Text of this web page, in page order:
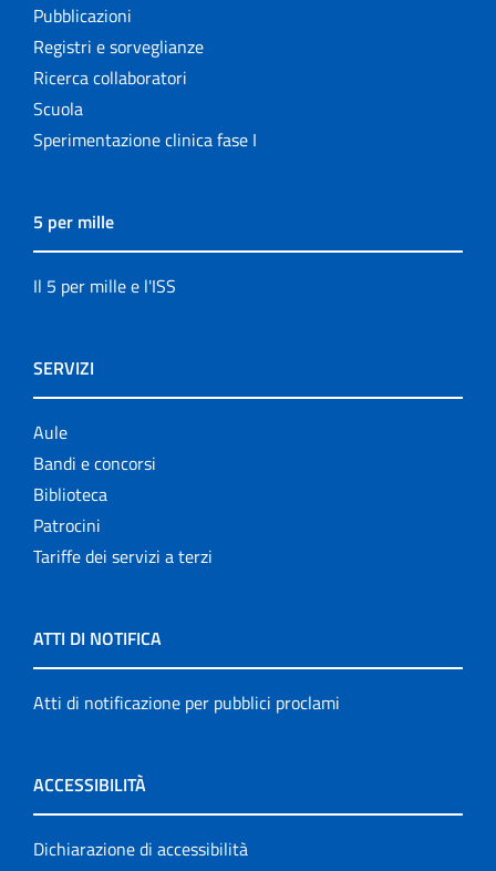
Pubblicazioni
Registri e sorveglianze
Ricerca collaboratori
Scuola
Sperimentazione clinica fase I
5 per mille
Il 5 per mille e l'ISS
SERVIZI
Aule
Bandi e concorsi
Biblioteca
Patrocini
Tariffe dei servizi a terzi
ATTI DI NOTIFICA
Atti di notificazione per pubblici proclami
ACCESSIBILITÀ
Dichiarazione di accessibilità